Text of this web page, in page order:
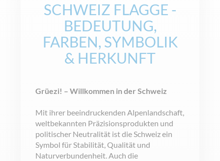
SCHWEIZ FLAGGE -
BEDEUTUNG,
FARBEN, SYMBOLIK
& HERKUNFT
Grüezi! – Willkommen in der Schweiz
Mit ihrer beeindruckenden Alpenlandschaft,
weltbekannten Präzisionsprodukten und
politischer Neutralität ist die Schweiz ein
Symbol für Stabilität, Qualität und
Naturverbundenheit. Auch die